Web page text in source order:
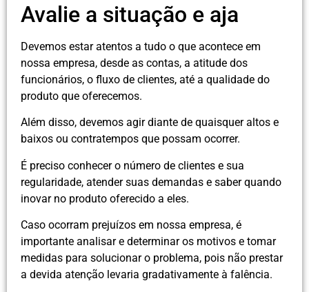
Avalie a situação e aja
Devemos estar atentos a tudo o que acontece em
nossa empresa, desde as contas, a atitude dos
funcionários, o fluxo de clientes, até a qualidade do
produto que oferecemos.
Além disso, devemos agir diante de quaisquer altos e
baixos ou contratempos que possam ocorrer.
É preciso conhecer o número de clientes e sua
regularidade, atender suas demandas e saber quando
inovar no produto oferecido a eles.
Caso ocorram prejuízos em nossa empresa, é
importante analisar e determinar os motivos e tomar
medidas para solucionar o problema, pois não prestar
a devida atenção levaria gradativamente à falência.